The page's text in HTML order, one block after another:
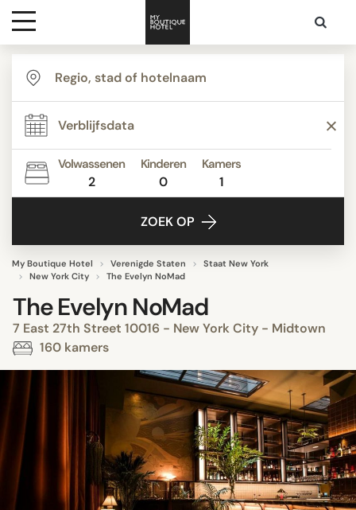
Bestemmingen
Hoteltypes
Contact
Volwassenen
2
Kinderen
0
Kamers
1
ZOEK OP
My Boutique Hotel Verenigde Staten
Staat New York
New York City
The Evelyn NoMad
The Evelyn NoMad
7 East 27th Street 10016 - New York City - Midtown
160 kamers